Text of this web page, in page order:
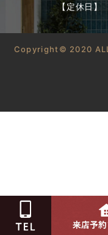
【定休日
Copyright© 2020